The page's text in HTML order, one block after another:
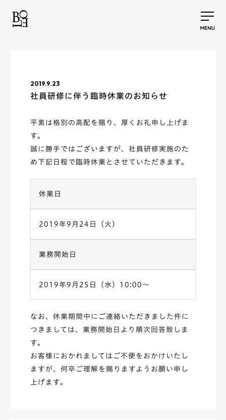
2019.9.23
社員研修に伴う臨時休業のお知らせ
平素は格別の高配を賜り、厚くお礼申し上げま
す。
誠に勝手ではございますが、社員研修実施のた
め下記日程で臨時休業とさせていただきます。
休業日
2019年9月24日（火）
業務開始日
2019年9月25日（水）10:00〜
なお、休業期間中にご連絡いただきました件に
つきましては、業務開始日より順次回答致しま
す。
お客様におかれましてはご不便をおかけいたし
ますが、何卒ご理解を賜りますようお願い申し
上げます。